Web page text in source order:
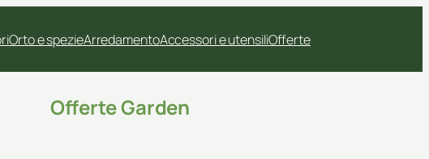
Orto e spezieArredamentoAccessori e utensiliOfferte
Offerte Garden